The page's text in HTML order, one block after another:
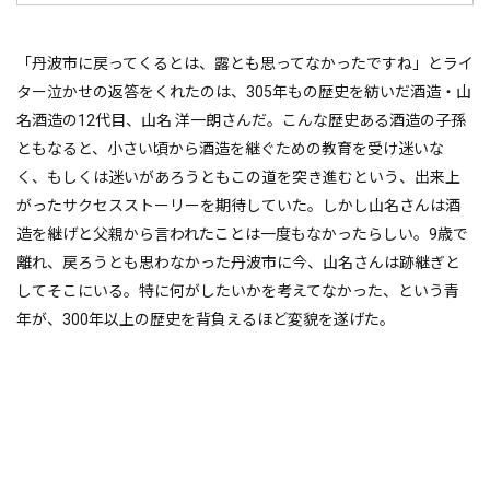
「丹波市に戻ってくるとは、露とも思ってなかったですね」とライ
ター泣かせの返答をくれたのは、305年もの歴史を紡いだ酒造・山
名酒造の12代目、山名 洋一朗さんだ。こんな歴史ある酒造の子孫
ともなると、小さい頃から酒造を継ぐための教育を受け迷いな
く、もしくは迷いがあろうともこの道を突き進むという、出来上
がったサクセスストーリーを期待していた。しかし山名さんは酒
造を継げと父親から言われたことは一度もなかったらしい。9歳で
離れ、戻ろうとも思わなかった丹波市に今、山名さんは跡継ぎと
してそこにいる。特に何がしたいかを考えてなかった、という青
年が、300年以上の歴史を背負えるほど変貌を遂げた。